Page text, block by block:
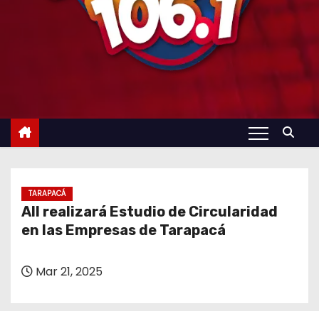
TARAPACÁ
AII realizará Estudio de Circularidad
en las Empresas de Tarapacá
Mar 21, 2025